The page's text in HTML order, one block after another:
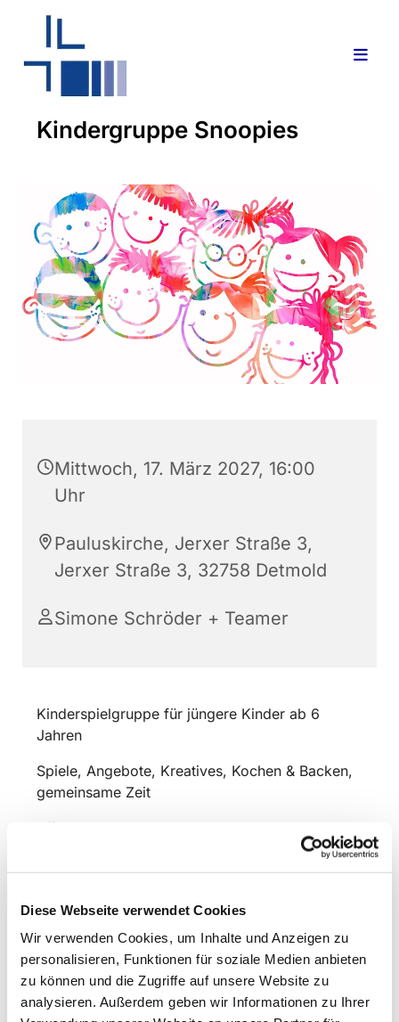
Diese Webseite verwendet Cookies
Wir verwenden Cookies, um Inhalte und Anzeigen zu
personalisieren, Funktionen für soziale Medien anbieten
zu können und die Zugriffe auf unsere Website zu
analysieren. Außerdem geben wir Informationen zu Ihrer
Kindergruppe Snoopies
Mittwoch, 17. März 2027, 16:00
Uhr
Pauluskirche, Jerxer Straße 3,
Jerxer Straße 3, 32758 Detmold
Simone Schröder + Teamer
Kinderspielgruppe für jüngere Kinder ab 6
Jahren
Spiele, Angebote, Kreatives, Kochen & Backen,
gemeinsame Zeit
offenes Angebot